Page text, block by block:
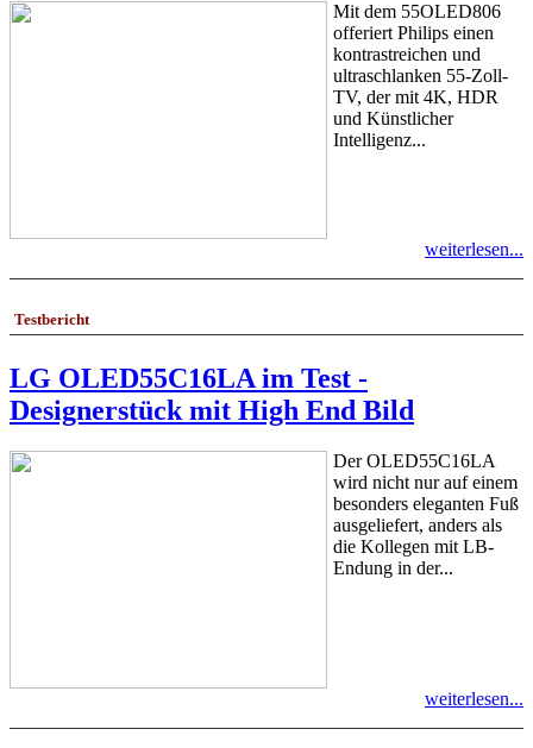
Mit dem 55OLED806
offeriert Philips einen
kontrastreichen und
ultraschlanken 55-Zoll-
TV, der mit 4K, HDR
und Künstlicher
Intelligenz...
weiterlesen...
Testbericht
LG OLED55C16LA im Test -
Designerstück mit High End Bild
Der OLED55C16LA
wird nicht nur auf einem
besonders eleganten Fuß
ausgeliefert, anders als
die Kollegen mit LB-
Endung in der...
weiterlesen...